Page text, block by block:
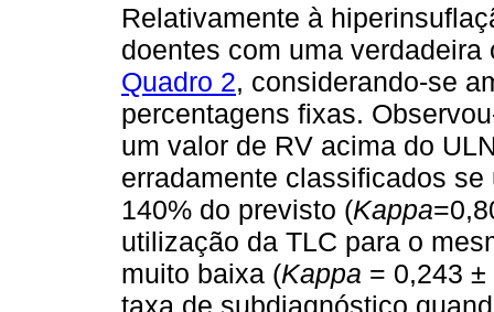
Relativamente à
doentes com uma
Quadro 2, considerando-se
percentagens fixas.
um valor de RV acima do
erradamente classificados
140% do previsto (Kappa
utilização da TLC para o
muito baixa (Kappa = 0,243
taxa de subdiagnóstico